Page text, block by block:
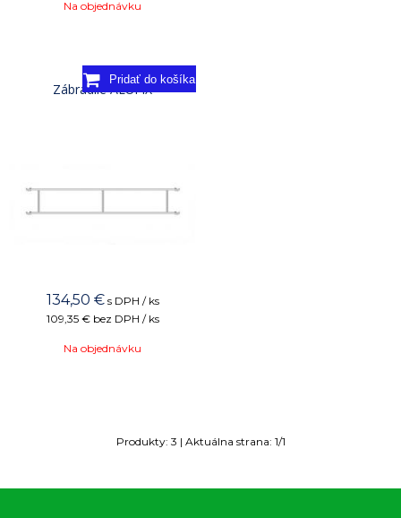
Na objednávku
Zábradlie ALUFIX
134,50 € s DPH / ks
109,35 € bez DPH / ks
Na objednávku
Produkty: 3 | Aktuálna strana: 1/1